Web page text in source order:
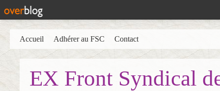
EX Front Syndical
Accueil Adhérer au FSC Contact